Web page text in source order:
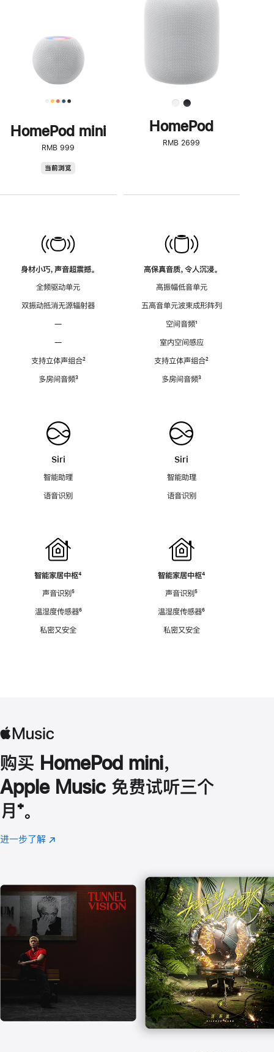
HomePod mini
RMB 999
当前浏览
身材小巧，声音超震撼。
全频驱动单元
双振动抵消无源辐射器
—
—
支持立体声组合脚
²
多房间音频脚
³
Siri
智能助理
语音识别
智能家居中枢脚
⁴
声音识别脚
⁵
温湿度传感器脚
⁶
私密又安全
了
解
HomePod<
HomePod
RMB 2699
高保真音质，令人沉浸。
高振幅低音单元
五高音单元波束成形阵列
空间音频脚
¹
室内空间感应
支持立体声组合脚
²
多房间音频脚
³
Siri
智能助理
语音识别
智能家居中枢脚
⁴
声音识别脚
⁵
温湿度传感器脚
⁶
私密又安全
购买 HomePod mini，
Apple Music 免费试听三个
月 脚
注
⁺。
进一步了解 Apple
(在
口
中
打
开)